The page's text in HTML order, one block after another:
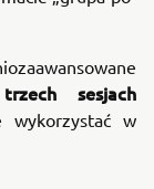
sesjach
wykorzystać w